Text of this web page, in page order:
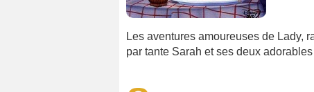
Les aventures amoureuses de Lady,
par tante Sarah et ses deux